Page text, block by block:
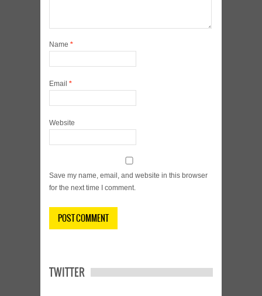
Name *
Email *
Website
Save my name, email, and website in this browser
for the next time I comment.
TWITTER